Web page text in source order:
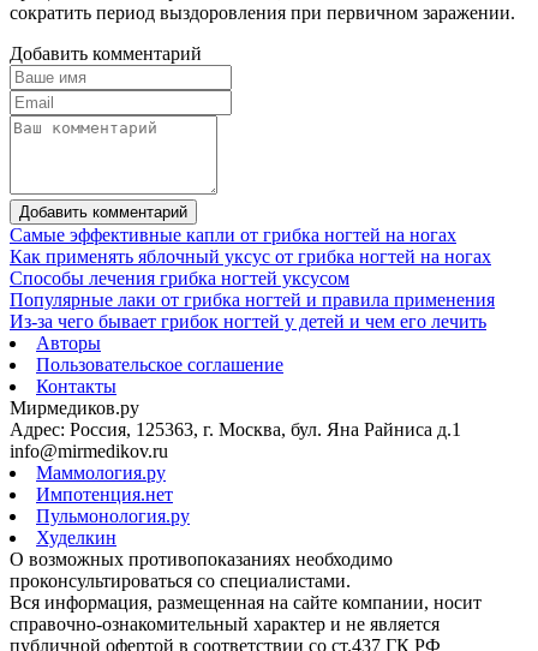
сократить период выздоровления при первичном заражении.
Добавить комментарий
Добавить комментарий
Самые эффективные капли от грибка ногтей на ногах
Как применять яблочный уксус от грибка ногтей на ногах
Способы лечения грибка ногтей уксусом
Популярные лаки от грибка ногтей и правила применения
Из-за чего бывает грибок ногтей у детей и чем его лечить
Авторы
Пользовательское соглашение
Контакты
Мирмедиков.ру
Адрес: Россия, 125363, г. Москва, бул. Яна Райниса д.1
info@mirmedikov.ru
Маммология.ру
Импотенция.нет
Пульмонология.ру
Худелкин
О возможных противопоказаниях необходимо
проконсультироваться со специалистами.
Вся информация, размещенная на сайте компании, носит
справочно-ознакомительный характер и не является
публичной офертой в соответствии со ст.437 ГК РФ